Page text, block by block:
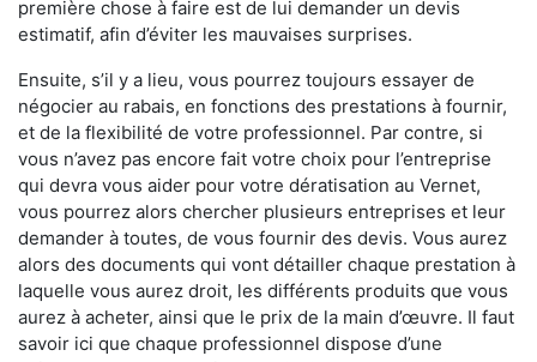
première chose à faire est de lui demander un devis
estimatif, afin d’éviter les mauvaises surprises.
Ensuite, s’il y a lieu, vous pourrez toujours essayer de
négocier au rabais, en fonctions des prestations à fournir,
et de la flexibilité de votre professionnel. Par contre, si
vous n’avez pas encore fait votre choix pour l’entreprise
qui devra vous aider pour votre dératisation au Vernet,
vous pourrez alors chercher plusieurs entreprises et leur
demander à toutes, de vous fournir des devis. Vous aurez
alors des documents qui vont détailler chaque prestation à
laquelle vous aurez droit, les différents produits que vous
aurez à acheter, ainsi que le prix de la main d’œuvre. Il faut
savoir ici que chaque professionnel dispose d’une